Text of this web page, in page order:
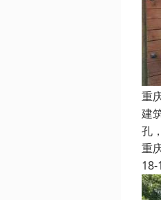
重
建
孔
重
18-